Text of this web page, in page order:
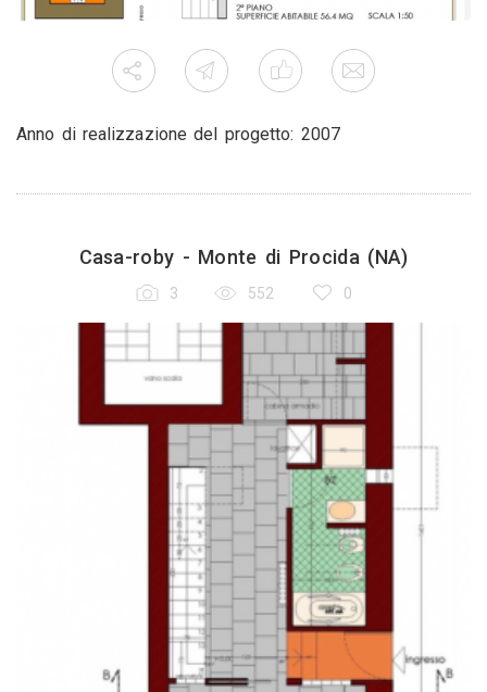
Anno di realizzazione del progetto: 2007
Casa-roby - Monte di Procida (NA)
3 552 0